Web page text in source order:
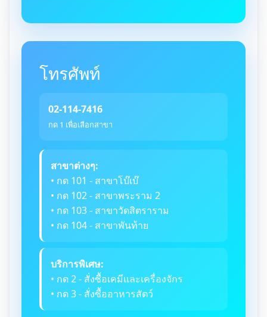
โทรศัพท์
02-114-7416
กด 1 เพื่อเลือกสาขา
สาขาต่างๆ:
• กด 101 - สาขาโบ๊เบ๊
• กด 102 - สาขาพระราม 2
• กด 103 - สาขาวัดสิตราราม
• กด 104 - สาขาพันท้าย
บริการพิเศษ:
• กด 2 - สั่งซื้อเคมีและเครื่องจักร
• กด 3 - สั่งซื้ออาหารสัตว์